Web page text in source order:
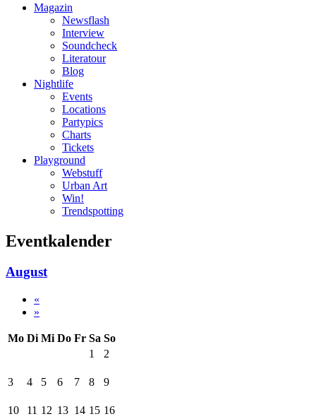
Magazin
Newsflash
Interview
Soundcheck
Literatour
Blog
Nightlife
Events
Locations
Partypics
Charts
Tickets
Playground
Webstuff
Urban Art
Win!
Trendspotting
Eventkalender
August
«
»
Mo Di Mi Do Fr Sa So
1
2
3 4 5 6 7 8 9
10 11 12 13 14 15 16